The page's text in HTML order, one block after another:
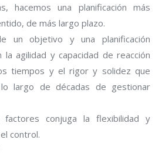
hacemos una planificación más
de más largo plazo.
un objetivo y una planificación
agilidad y capacidad de reacción
tiempos y el rigor y solidez que
largo de décadas de gestionar
conjuga la flexibilidad y
control.